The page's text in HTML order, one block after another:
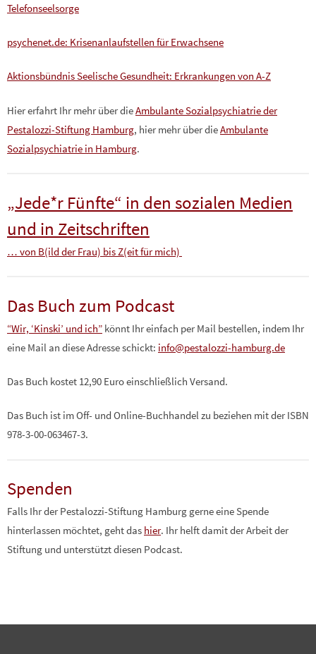
Telefonseelsorge
psychenet.de: Krisenanlaufstellen für Erwachsene
Aktionsbündnis Seelische Gesundheit: Erkrankungen von A-Z
Hier erfahrt Ihr mehr über dieAmbulante Sozialpsychiatrie der
Pestalozzi-Stiftung Hamburg, hier mehr über dieAmbulante
Sozialpsychiatrie in Hamburg.
„Jede*r Fünfte“ in den sozialen Medien
und in Zeitschriften
… von B(ild der Frau) bis Z(eit für mich)
Das Buch zum Podcast
“Wir, ‘Kinski’ und ich” könnt Ihr einfach per Mail bestellen, indem Ihr
eine Mail an diese Adresse schickt: info@pestalozzi-hamburg.de
Das Buch kostet 12,90 Euro einschließlich Versand.
Das Buch ist im Off- und Online-Buchhandel zu beziehen mit der ISBN
978-3-00-063467-3.
Spenden
Falls Ihr der Pestalozzi-Stiftung Hamburg gerne eine Spende
hinterlassen möchtet, geht das hier. Ihr helft damit der Arbeit der
Stiftung und unterstützt diesen Podcast.